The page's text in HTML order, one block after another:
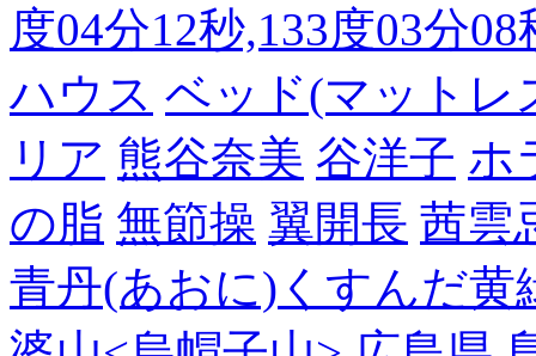
度04分12秒,133度03分
ハウス ベッド(マットレ
リア 熊谷奈美 谷洋子 ホ
の脂 無節操 翼開長 茜雲
青丹(あおに)くすんだ黄